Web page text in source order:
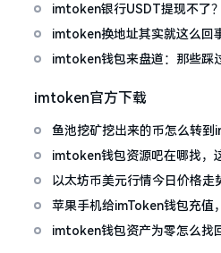
imtoken银行USDT提现不了
搞定
imtoken换地址其实就这么回
imtoken钱包来盘道：那些踩
imtoken官方下载
鱼池挖矿挖出来的币怎么转到
imtoken钱包资源吧在哪找，
以太坊币美元行情今日价格走
免追涨杀跌被套牢
苹果手机给imToken钱包充值
imtoken钱包资产为零怎么找